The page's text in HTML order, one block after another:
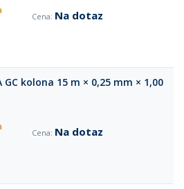
Na dotaz
GC kolona 15 m × 0,25 mm × 1,00
Na dotaz